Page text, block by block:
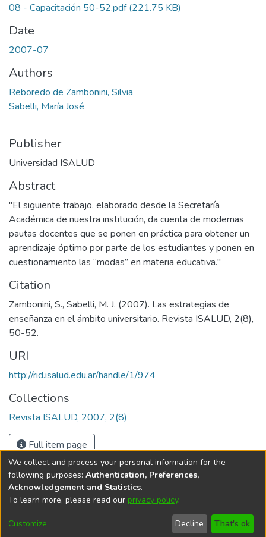
08 - Capacitación 50-52.pdf(221.75 KB)
Date
2007-07
Authors
Reboredo de Zambonini, Silvia
Sabelli, María José
Publisher
Universidad ISALUD
Abstract
"El siguiente trabajo, elaborado desde la Secretaría
Académica de nuestra institución, da cuenta de modernas
pautas docentes que se ponen en práctica para obtener un
aprendizaje óptimo por parte de los estudiantes y ponen en
cuestionamiento las “modas” en materia educativa."
Citation
Zambonini, S., Sabelli, M. J. (2007). Las estrategias de
enseñanza en el ámbito universitario. Revista ISALUD, 2(8),
50-52.
URI
http://rid.isalud.edu.ar/handle/1/974
Collections
Revista ISALUD, 2007, 2(8)
Full item page
DSpace softwarecopyright © 2002-2026
Cookie
End User
Agreement
Send
Feedback
We collect and process your personal information for the
following purposes: Authentication, Preferences,
Acknowledgement and Statistics.
To learn more, please read our privacy policy.
Customize Decline That's ok